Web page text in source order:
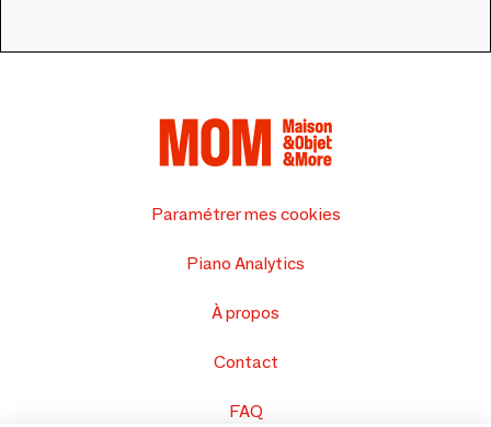
Paramétrer mes cookies
Piano Analytics
À propos
Contact
FAQ